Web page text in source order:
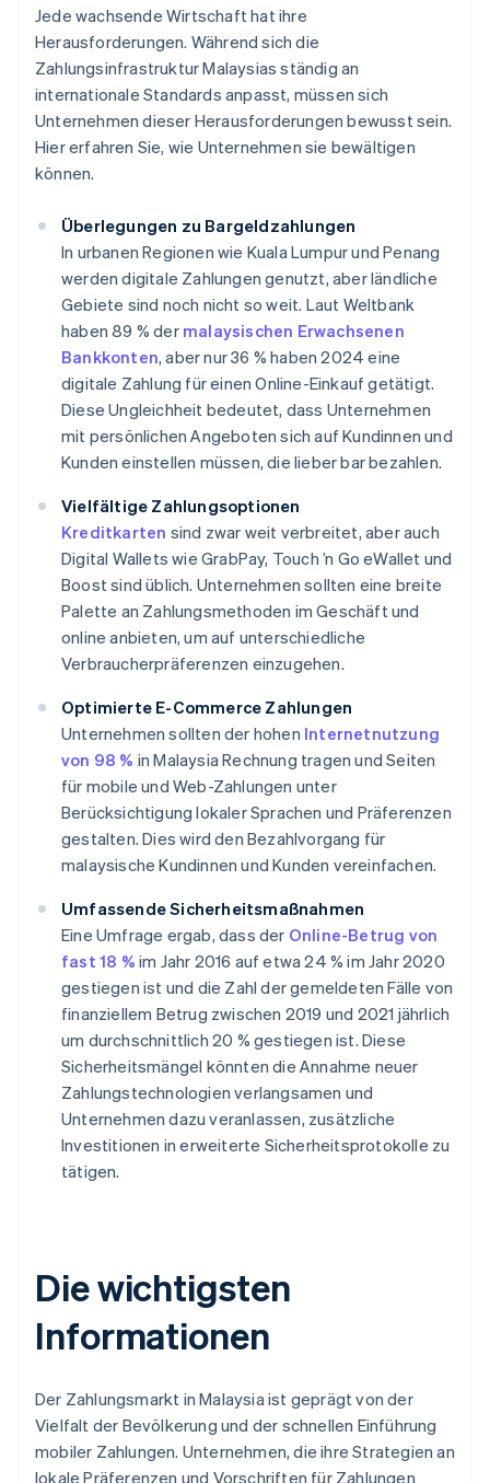
Jede wachsende Wirtschaft hat ihre
Herausforderungen. Während sich die
Zahlungsinfrastruktur Malaysias ständig an
internationale Standards anpasst, müssen sich
Unternehmen dieser Herausforderungen bewusst sein.
Hier erfahren Sie, wie Unternehmen sie bewältigen
können.
Überlegungen zu Bargeldzahlungen
In urbanen Regionen wie Kuala Lumpur und Penang
werden digitale Zahlungen genutzt, aber ländliche
Gebiete sind noch nicht so weit. Laut Weltbank
haben 89 % der malaysischen Erwachsenen
Bankkonten, aber nur 36 % haben 2024 eine
digitale Zahlung für einen Online-Einkauf getätigt.
Diese Ungleichheit bedeutet, dass Unternehmen
mit persönlichen Angeboten sich auf Kundinnen und
Kunden einstellen müssen, die lieber bar bezahlen.
Vielfältige Zahlungsoptionen
Kreditkarten sind zwar weit verbreitet, aber auch
Digital Wallets wie GrabPay, Touch ’n Go eWallet und
Boost sind üblich. Unternehmen sollten eine breite
Palette an Zahlungsmethoden im Geschäft und
online anbieten, um auf unterschiedliche
Verbraucherpräferenzen einzugehen.
Optimierte E-Commerce Zahlungen
Unternehmen sollten der hohen Internetnutzung
von 98 % in Malaysia Rechnung tragen und Seiten
für mobile und Web-Zahlungen unter
Berücksichtigung lokaler Sprachen und Präferenzen
gestalten. Dies wird den Bezahlvorgang für
malaysische Kundinnen und Kunden vereinfachen.
Umfassende Sicherheitsmaßnahmen
Eine Umfrage ergab, dass der Online-Betrug von
fast 18 % im Jahr 2016 auf etwa 24 % im Jahr 2020
gestiegen ist und die Zahl der gemeldeten Fälle von
finanziellem Betrug zwischen 2019 und 2021 jährlich
um durchschnittlich 20 % gestiegen ist. Diese
Sicherheitsmängel könnten die Annahme neuer
Zahlungstechnologien verlangsamen und
Unternehmen dazu veranlassen, zusätzliche
Investitionen in erweiterte Sicherheitsprotokolle zu
tätigen.
Die wichtigsten
Informationen
Der Zahlungsmarkt in Malaysia ist geprägt von der
Vielfalt der Bevölkerung und der schnellen Einführung
mobiler Zahlungen. Unternehmen, die ihre Strategien an
lokale Präferenzen und Vorschriften für Zahlungen